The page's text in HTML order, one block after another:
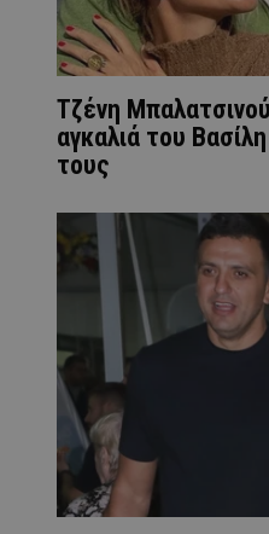
Τζένη
αγκαλιά του
τους